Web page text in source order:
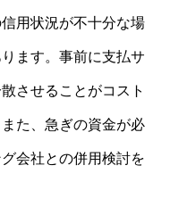
用状況が不十分な場
ます。事前に支払サ
させることがコスト
た、急ぎの資金が必
会社との併用検討を